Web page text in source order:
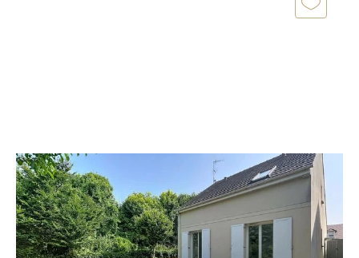
MARGNY LES COMPIEGNE 60
89 m2, 5 pièces
Ref : 18247
Maison à vendre